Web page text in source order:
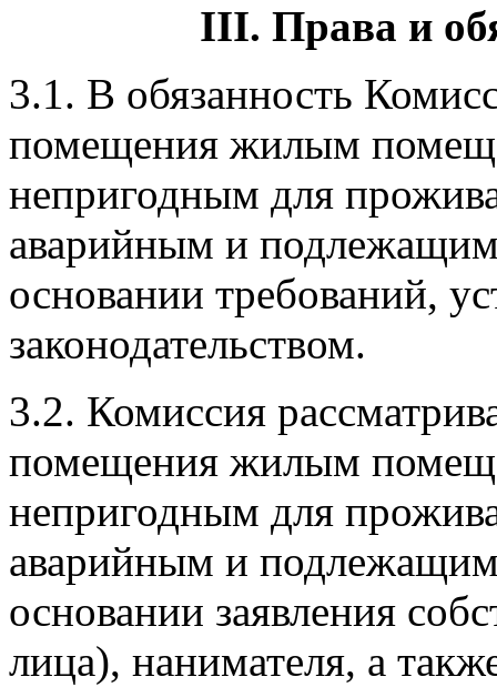
III. Права и
3.1. В обязанность
помещения жилым
непригодным для
аварийным и
основании требований,
законодательством.
3.2. Комиссия
помещения жилым
непригодным для
аварийным и
основании заявления
лица), нанимателя, а